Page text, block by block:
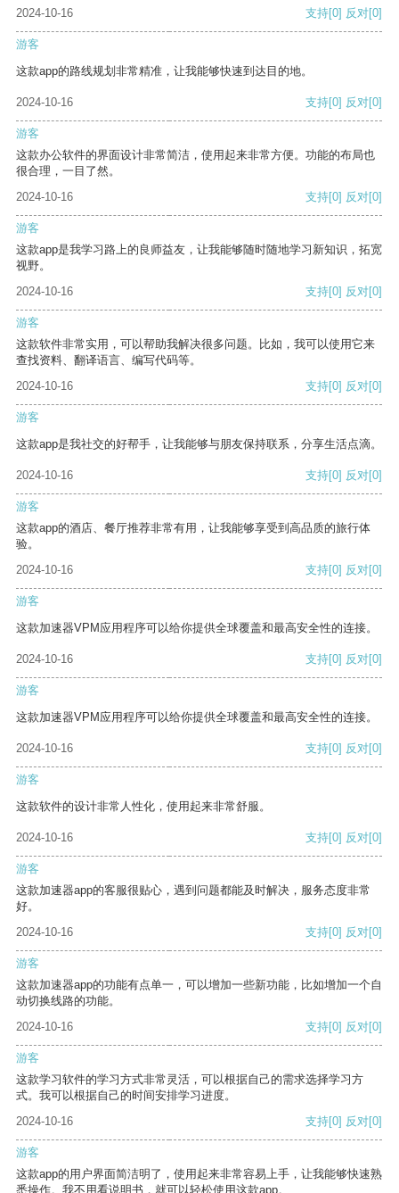
2024-10-16 支持[0] 反对[0]
游客
这款app的路线规划非常精准，让我能够快速到达目的地。
2024-10-16 支持[0] 反对[0]
游客
这款办公软件的界面设计非常简洁，使用起来非常方便。功能的布局也
很合理，一目了然。
2024-10-16
支持[0] 反对[0]
游客
这款app是我学习路上的良师益友，让我能够随时随地学习新知识，拓宽
视野。
2024-10-16
支持[0] 反对[0]
游客
这款软件非常实用，可以帮助我解决很多问题。比如，我可以使用它来
查找资料、翻译语言、编写代码等。
2024-10-16
支持[0] 反对[0]
游客
这款app是我社交的好帮手，让我能够与朋友保持联系，分享生活点滴。
2024-10-16 支持[0] 反对[0]
游客
这款app的酒店、餐厅推荐非常有用，让我能够享受到高品质的旅行体
验。
2024-10-16
支持[0] 反对[0]
游客
这款加速器VPM应用程序可以给你提供全球覆盖和最高安全性的连接。
2024-10-16 支持[0] 反对[0]
游客
这款加速器VPM应用程序可以给你提供全球覆盖和最高安全性的连接。
2024-10-16 支持[0] 反对[0]
游客
这款软件的设计非常人性化，使用起来非常舒服。
2024-10-16 支持[0] 反对[0]
游客
这款加速器app的客服很贴心，遇到问题都能及时解决，服务态度非常
好。
2024-10-16
支持[0] 反对[0]
游客
这款加速器app的功能有点单一，可以增加一些新功能，比如增加一个自
动切换线路的功能。
2024-10-16
支持[0] 反对[0]
游客
这款学习软件的学习方式非常灵活，可以根据自己的需求选择学习方
式。我可以根据自己的时间安排学习进度。
2024-10-16
支持[0] 反对[0]
游客
这款app的用户界面简洁明了，使用起来非常容易上手，让我能够快速熟
悉操作。我不用看说明书，就可以轻松使用这款app。